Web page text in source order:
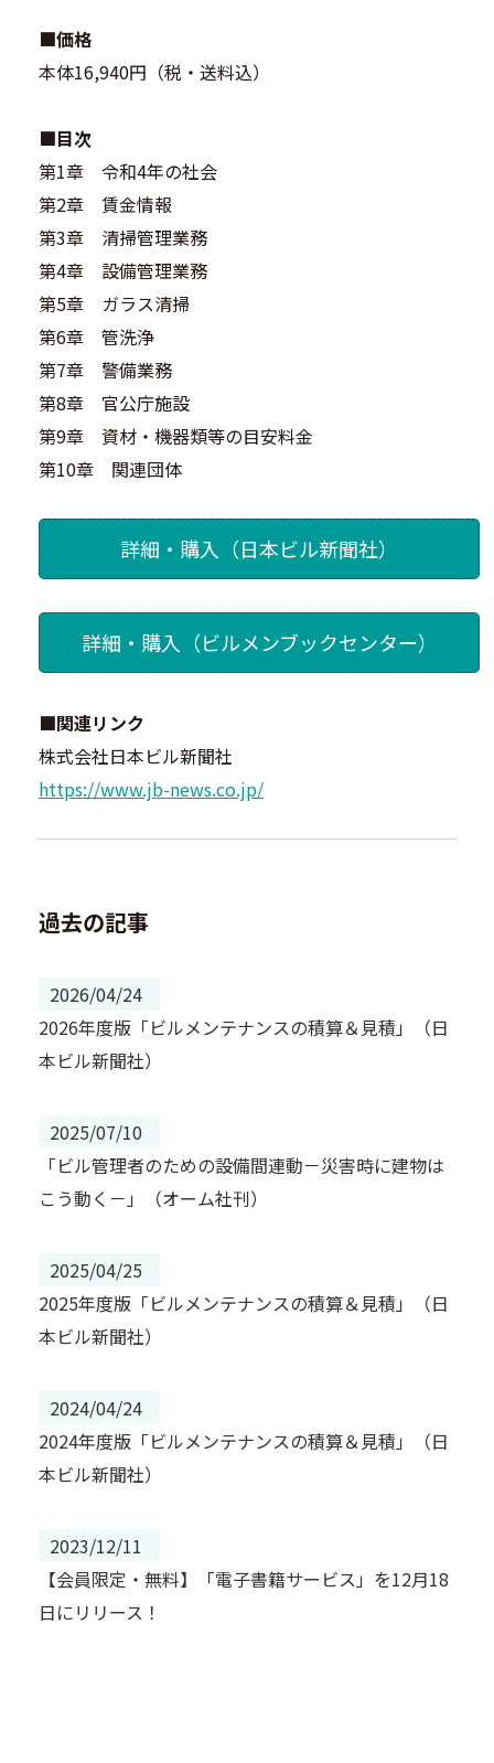
■価格
本体16,940円（税・送料込）
■目次
第1章 令和4年の社会
第2章 賃金情報
第3章 清掃管理業務
第4章 設備管理業務
第5章 ガラス清掃
第6章 管洗浄
第7章 警備業務
第8章 官公庁施設
第9章 資材・機器類等の目安料金
第10章 関連団体
詳細・購入（日本ビル新聞社）
詳細・購入（ビルメンブックセンター）
■関連リンク
株式会社日本ビル新聞社
https://www.jb-news.co.jp/
過去の記事
2026/04/24
2026年度版「ビルメンテナンスの積算＆見積」（日
本ビル新聞社）
2025/07/10
「ビル管理者のための設備間連動－災害時に建物は
こう動く－」（オーム社刊）
2025/04/25
2025年度版「ビルメンテナンスの積算＆見積」（日
本ビル新聞社）
2024/04/24
2024年度版「ビルメンテナンスの積算＆見積」（日
本ビル新聞社）
2023/12/11
【会員限定・無料】「電子書籍サービス」を12月18
日にリリース！